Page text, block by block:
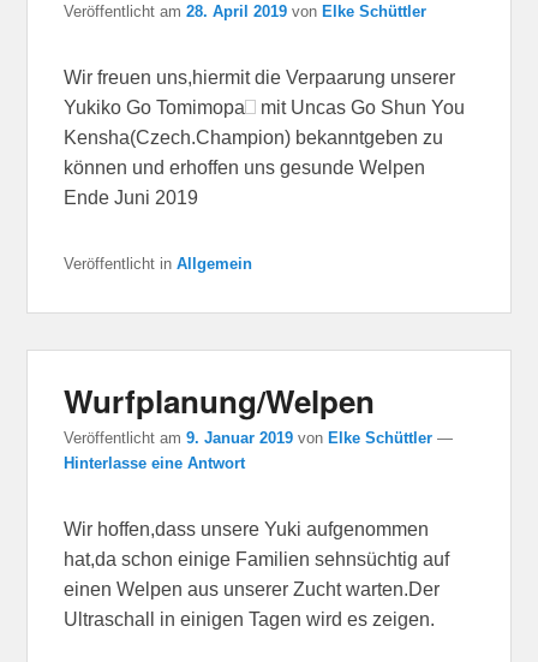
Veröffentlicht am28. April 2019 vonElke Schüttler
Wir freuen uns,hiermit die Verpaarung unserer
Yukiko Go Tomimopa
mit Uncas Go Shun You
Kensha(Czech.Champion) bekanntgeben zu
können und erhoffen uns gesunde Welpen
Ende Juni 2019
Veröffentlicht in Allgemein
Wurfplanung/Welpen
Veröffentlicht am9. Januar 2019 vonElke Schüttler —
Hinterlasse eine Antwort
Wir hoffen,dass unsere Yuki aufgenommen
hat,da schon einige Familien sehnsüchtig auf
einen Welpen aus unserer Zucht warten.Der
Ultraschall in einigen Tagen wird es zeigen.